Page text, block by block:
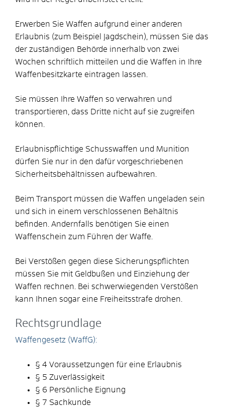
Erwerben Sie Waffen aufgrund einer anderen
Erlaubnis (zum Beispiel Jagdschein), müssen Sie das
der zuständigen Behörde innerhalb von zwei
Wochen schriftlich mitteilen und die Waffen in Ihre
Waffenbesitzkarte eintragen lassen.
Sie müssen Ihre Waffen so verwahren und
transportieren, dass Dritte nicht auf sie zugreifen
können.
Erlaubnispflichtige Schusswaffen und Munition
dürfen Sie nur in den dafür vorgeschriebenen
Sicherheitsbehältnissen aufbewahren.
Beim Transport müssen die Waffen ungeladen sein
und sich in einem verschlossenen Behältnis
befinden. Andernfalls benötigen Sie einen
Waffenschein zum Führen der Waffe.
Bei Verstößen gegen diese Sicherungspflichten
müssen Sie mit Geldbußen und Einziehung der
Waffen rechnen. Bei schwerwiegenden Verstößen
kann Ihnen sogar eine Freiheitsstrafe drohen.
Rechtsgrundlage
Waffengesetz (WaffG):
§ 4 Voraussetzungen für eine Erlaubnis
§ 5 Zuverlässigkeit
§ 6 Persönliche Eignung
§ 7 Sachkunde